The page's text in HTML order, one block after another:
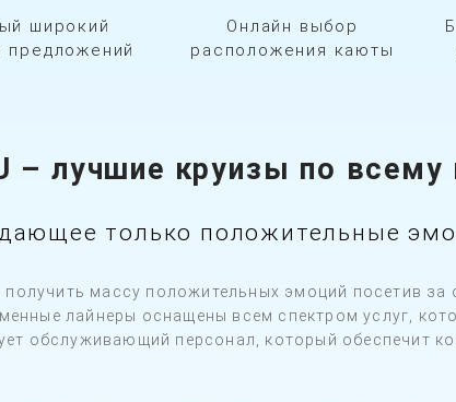
широкий
предложений
Онлайн выбор
расположения каюты
– лучшие круизы по всему
только положительные
массу положительных эмоций посетив за
лайнеры оснащены всем спектром услуг,
обслуживающий персонал, который обеспечит